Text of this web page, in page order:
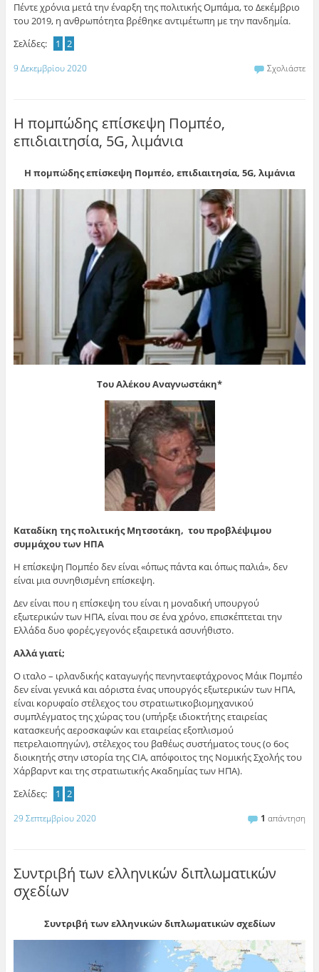
Πέντε χρόνια μετά την έναρξη της πολιτικής Ομπάμα, το Δεκέμβριο
του 2019, η ανθρωπότητα βρέθηκε αντιμέτωπη με την πανδημία.
Σελίδες:
1 2
9 Δεκεμβρίου 2020 Σχολιάστε
Η πομπώδης επίσκεψη Πομπέο,
επιδιαιτησία, 5G, λιμάνια
Η πομπώδης επίσκεψη Πομπέο, επιδιαιτησία, 5G, λιμάνια
Του Αλέκου Αναγνωστάκη*
Καταδίκη της πολιτικής Μητσοτάκη, του προβλέψιμου
συμμάχου των ΗΠΑ
Η επίσκεψη Πομπέο δεν είναι «όπως πάντα και όπως παλιά», δεν
είναι μια συνηθισμένη επίσκεψη.
Δεν είναι που η επίσκεψη του είναι η μοναδική υπουργού
εξωτερικών των ΗΠΑ, είναι που σε ένα χρόνο, επισκέπτεται την
Ελλάδα δυο φορές,γεγονός εξαιρετικά ασυνήθιστο.
Αλλά γιατί;
Ο ιταλο – ιρλανδικής καταγωγής πενηνταεφτάχρονος Μάικ Πομπέο
δεν είναι γενικά και αόριστα ένας υπουργός εξωτερικών των ΗΠΑ,
είναι κορυφαίο στέλεχος του στρατιωτικοβιομηχανικού
συμπλέγματος της χώρας του (υπήρξε ιδιοκτήτης εταιρείας
κατασκευής αεροσκαφών και εταιρείας εξοπλισμού
πετρελαιοπηγών), στέλεχος του βαθέως συστήματος τους (ο 6ος
διοικητής στην ιστορία της CIA, απόφοιτος της Νομικής Σχολής του
Χάρβαρντ και της στρατιωτικής Ακαδημίας των ΗΠΑ).
Σελίδες:
1 2
29 Σεπτεμβρίου 2020 1 απάντηση
Συντριβή των ελληνικών διπλωματικών
σχεδίων
Συντριβή των ελληνικών διπλωματικών σχεδίων